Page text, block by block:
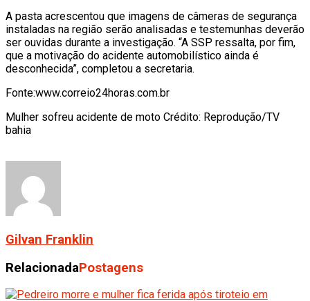
A pasta acrescentou que imagens de câmeras de segurança
instaladas na região serão analisadas e testemunhas deverão
ser ouvidas durante a investigação. “A SSP ressalta, por fim,
que a motivação do acidente automobilístico ainda é
desconhecida”, completou a secretaria.
Fonte:www.correio24horas.com.br
Mulher sofreu acidente de moto Crédito: Reprodução/TV
bahia
Gilvan Franklin
RelacionadaPostagens